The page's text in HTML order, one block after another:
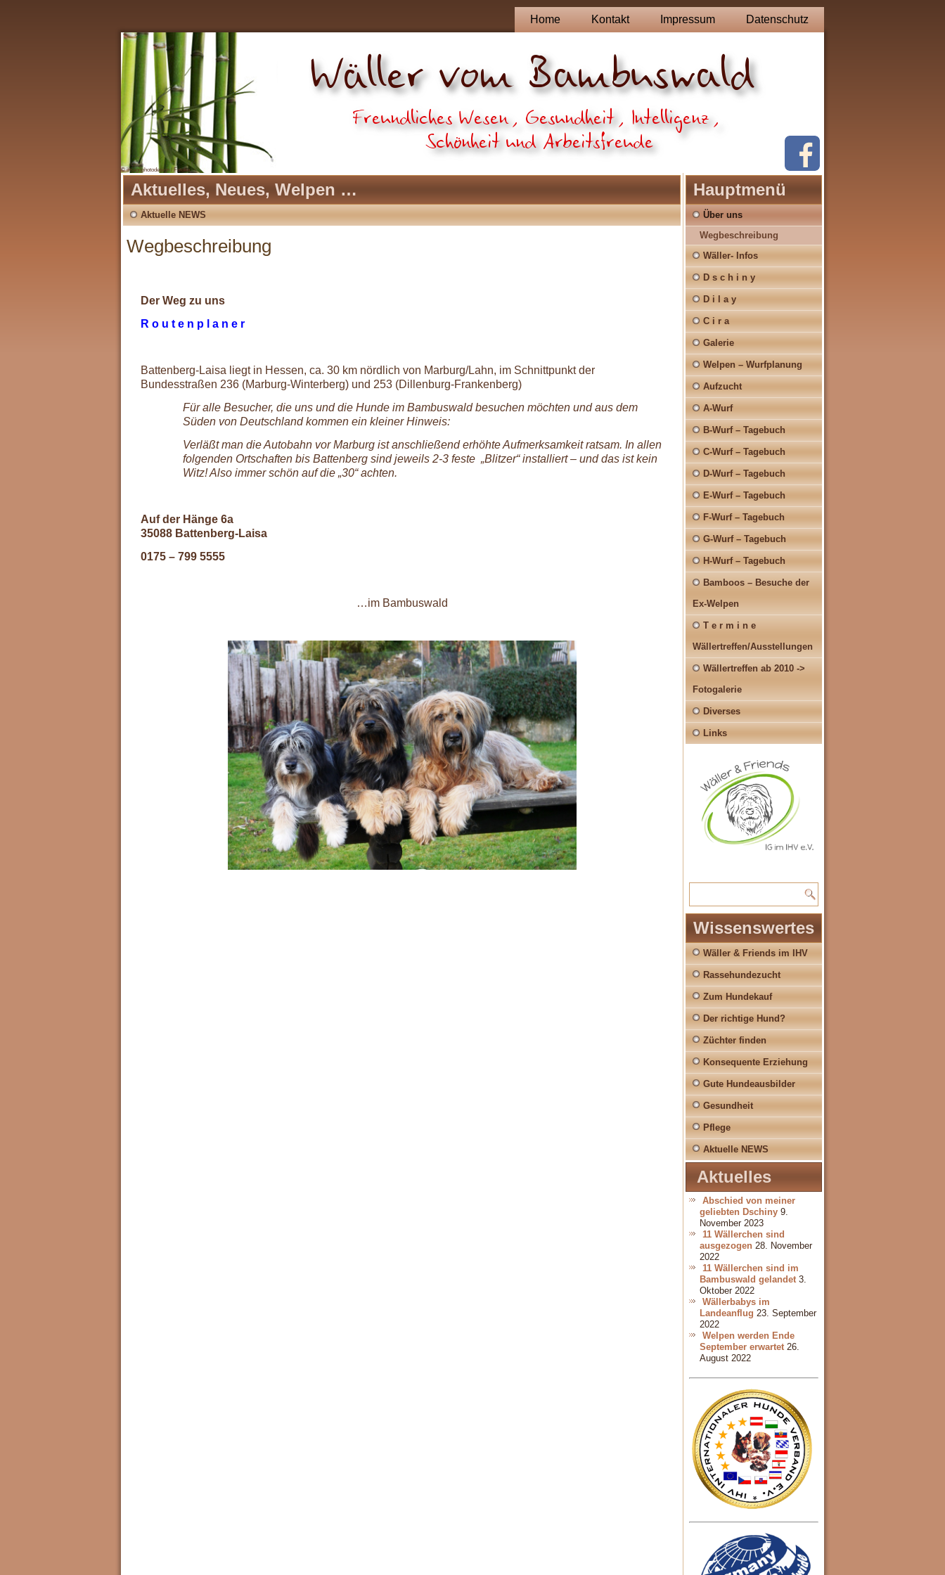
Home Kontakt Impressum Datenschutz
© imagophotodesign / Fotolia
Aktuelles, Neues, Welpen …
Aktuelle NEWS
Wegbeschreibung
Der Weg zu uns
R o u t e n p l a n e r
Battenberg-Laisa liegt in Hessen, ca. 30 km nördlich von Marburg/Lahn, im Schnittpunkt der
Bundesstraßen 236 (Marburg-Winterberg) und 253 (Dillenburg-Frankenberg)
Für alle Besucher, die uns und die Hunde im Bambuswald besuchen möchten und aus dem
Süden von Deutschland kommen ein kleiner Hinweis:
Verläßt man die Autobahn vor Marburg ist anschließend erhöhte Aufmerksamkeit ratsam. In allen
folgenden Ortschaften bis Battenberg sind jeweils 2-3 feste „Blitzer“ installiert – und das ist kein
Witz! Also immer schön auf die „30“ achten.
Auf der Hänge 6a
35088 Battenberg-Laisa
0175 – 799 5555
…im Bambuswald
Hauptmenü
Über uns
Wegbeschreibung
Wäller- Infos
D s c h i n y
D i l a y
C i r a
Galerie
Welpen – Wurfplanung
Aufzucht
A-Wurf
B-Wurf – Tagebuch
C-Wurf – Tagebuch
D-Wurf – Tagebuch
E-Wurf – Tagebuch
F-Wurf – Tagebuch
G-Wurf – Tagebuch
H-Wurf – Tagebuch
Bamboos – Besuche der
Ex-Welpen
T e r m i n e
Wällertreffen/Ausstellungen
Wällertreffen ab 2010 ->
Fotogalerie
Diverses
Links
Wissenswertes
Wäller & Friends im IHV
Rassehundezucht
Zum Hundekauf
Der richtige Hund?
Züchter finden
Konsequente Erziehung
Gute Hundeausbilder
Gesundheit
Pflege
Aktuelle NEWS
Aktuelles
Abschied von meiner
geliebten Dschiny 9.
November 2023
11 Wällerchen sind
ausgezogen 28. November
2022
11 Wällerchen sind im
Bambuswald gelandet 3.
Oktober 2022
Wällerbabys im
Landeanflug 23. September
2022
Welpen werden Ende
September erwartet 26.
August 2022